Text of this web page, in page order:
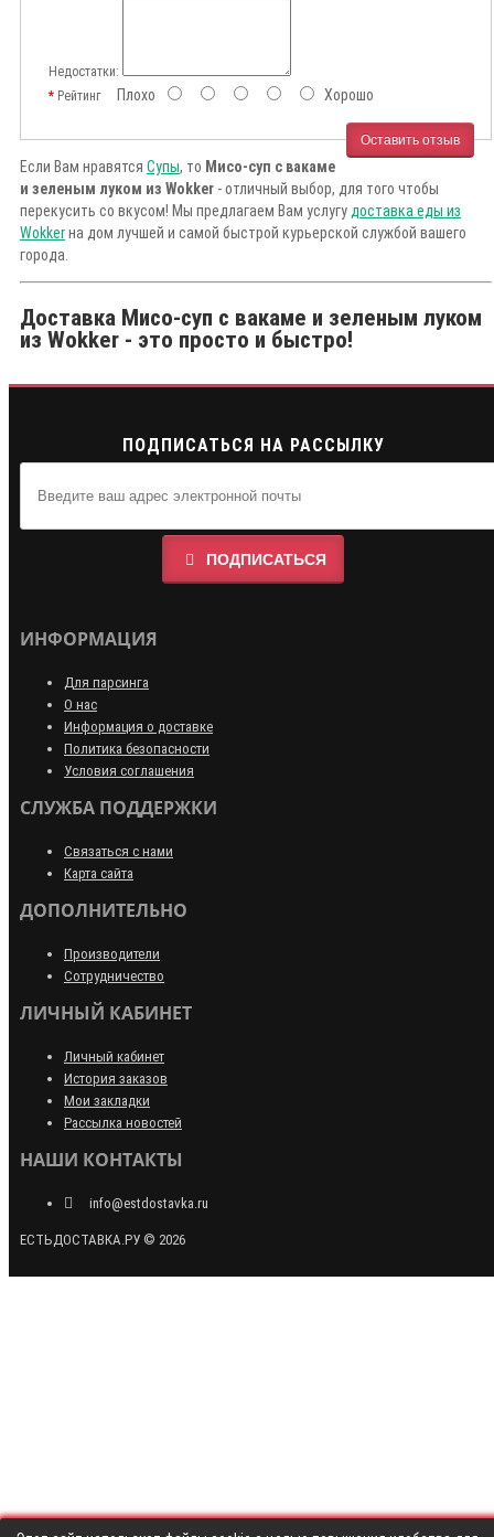
Недостатки:
РейтингПлохо Хорошо
Оставить отзыв
Если Вам нравятся Супы, то Мисо-суп с вакаме
и зеленым луком из Wokker - отличный выбор, для того чтобы
перекусить со вкусом! Мы предлагаем Вам услугу доставка еды из
Wokkerна дом лучшей и самой быстрой курьерской службой вашего
города.
Доставка Мисо-суп с вакаме и зеленым луком
из Wokker - это просто и быстро!
ПОДПИСАТЬСЯ НА РАССЫЛКУ
ПОДПИСАТЬСЯ
ИНФОРМАЦИЯ
Для парсинга
О нас
Информация о доставке
Политика безопасности
Условия соглашения
СЛУЖБА ПОДДЕРЖКИ
Связаться с нами
Карта сайта
ДОПОЛНИТЕЛЬНО
Производители
Сотрудничество
ЛИЧНЫЙ КАБИНЕТ
Личный кабинет
История заказов
Мои закладки
Рассылка новостей
НАШИ КОНТАКТЫ
info@estdostavka.ru
ЕСТЬДОСТАВКА.РУ © 2026